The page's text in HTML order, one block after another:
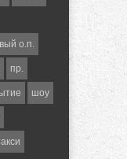
о.п.
пр.
шоу